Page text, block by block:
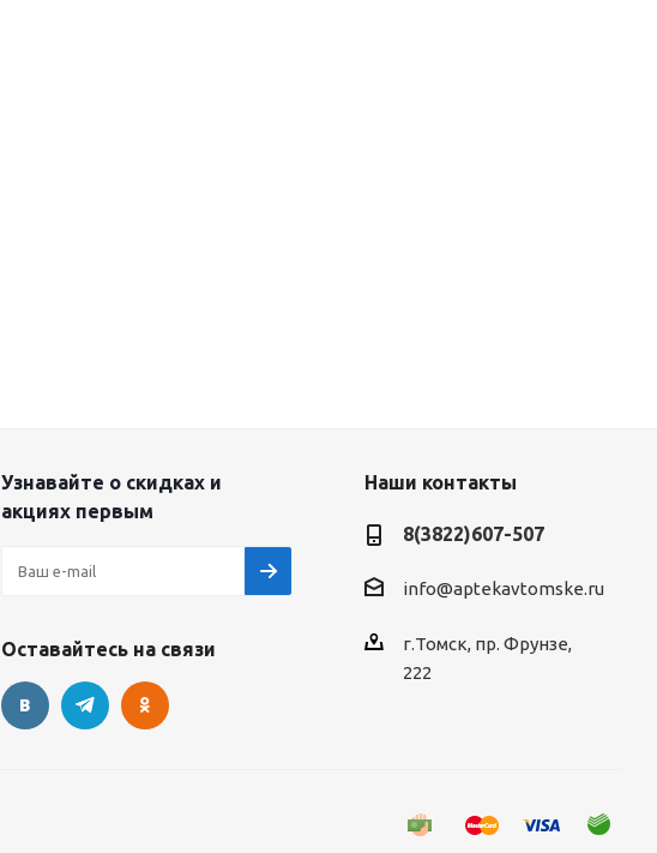
Узнавайте о скидках и
акциях первым
Оставайтесь на связи
Наши контакты
8(3822)607-507
info@aptekavtomske.ru
г.Томск, пр. Фрунзе,
222